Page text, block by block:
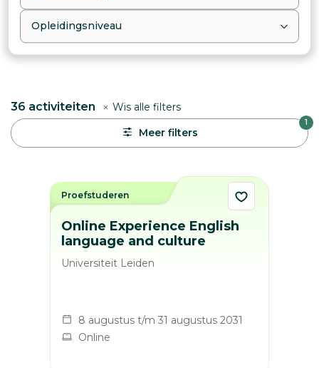
Opleidingsniveau
36 activiteiten
Wis alle filters
Meer filters
1
Online Experience English
language and culture
Universiteit Leiden
8 augustus t/m 31 augustus 2031
Online
Proefstuderen